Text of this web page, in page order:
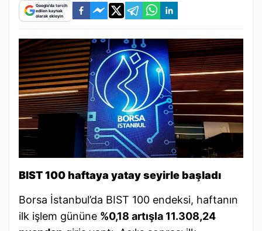
Google'da tercih
edilen kaynak
olarak ekleyin
BIST 100 haftaya yatay seyirle başladı
Borsa İstanbul’da BIST 100 endeksi, haftanın
ilk işlem gününe %0,18 artışla 11.308,24